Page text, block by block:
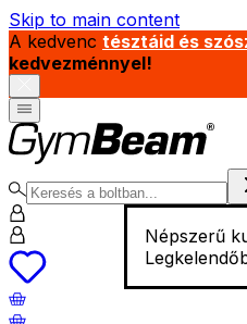
Skip to main content
A kedvenc tésztáid és
kedvezménnyel!
Népszerű